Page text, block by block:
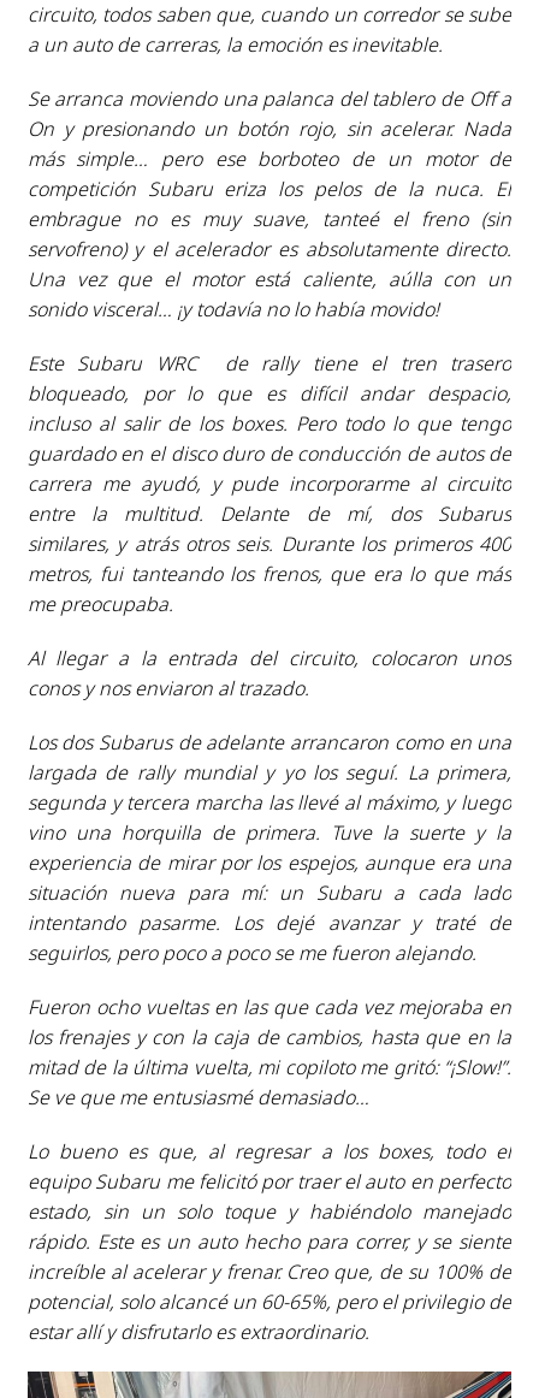
circuito, todos saben que, cuando un corredor se sube
a un auto de carreras, la emoción es inevitable.
Se arranca moviendo una palanca del tablero de Off a
On y presionando un botón rojo, sin acelerar. Nada
más simple… pero ese borboteo de un motor de
competición Subaru eriza los pelos de la nuca. El
embrague no es muy suave, tanteé el freno (sin
servofreno) y el acelerador es absolutamente directo.
Una vez que el motor está caliente, aúlla con un
sonido visceral… ¡y todavía no lo había movido!
Este Subaru WRC de rally tiene el tren trasero
bloqueado, por lo que es difícil andar despacio,
incluso al salir de los boxes. Pero todo lo que tengo
guardado en el disco duro de conducción de autos de
carrera me ayudó, y pude incorporarme al circuito
entre la multitud. Delante de mí, dos Subarus
similares, y atrás otros seis. Durante los primeros 400
metros, fui tanteando los frenos, que era lo que más
me preocupaba.
Al llegar a la entrada del circuito, colocaron unos
conos y nos enviaron al trazado.
Los dos Subarus de adelante arrancaron como en una
largada de rally mundial y yo los seguí. La primera,
segunda y tercera marcha las llevé al máximo, y luego
vino una horquilla de primera. Tuve la suerte y la
experiencia de mirar por los espejos, aunque era una
situación nueva para mí: un Subaru a cada lado
intentando pasarme. Los dejé avanzar y traté de
seguirlos, pero poco a poco se me fueron alejando.
Fueron ocho vueltas en las que cada vez mejoraba en
los frenajes y con la caja de cambios, hasta que en la
mitad de la última vuelta, mi copiloto me gritó: “¡Slow!”.
Se ve que me entusiasmé demasiado…
Lo bueno es que, al regresar a los boxes, todo el
equipo Subaru me felicitó por traer el auto en perfecto
estado, sin un solo toque y habiéndolo manejado
rápido. Este es un auto hecho para correr, y se siente
increíble al acelerar y frenar. Creo que, de su 100% de
potencial, solo alcancé un 60-65%, pero el privilegio de
estar allí y disfrutarlo es extraordinario.